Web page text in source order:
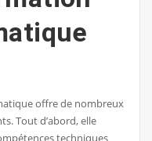
offre de nombreux
Tout d’abord, elle